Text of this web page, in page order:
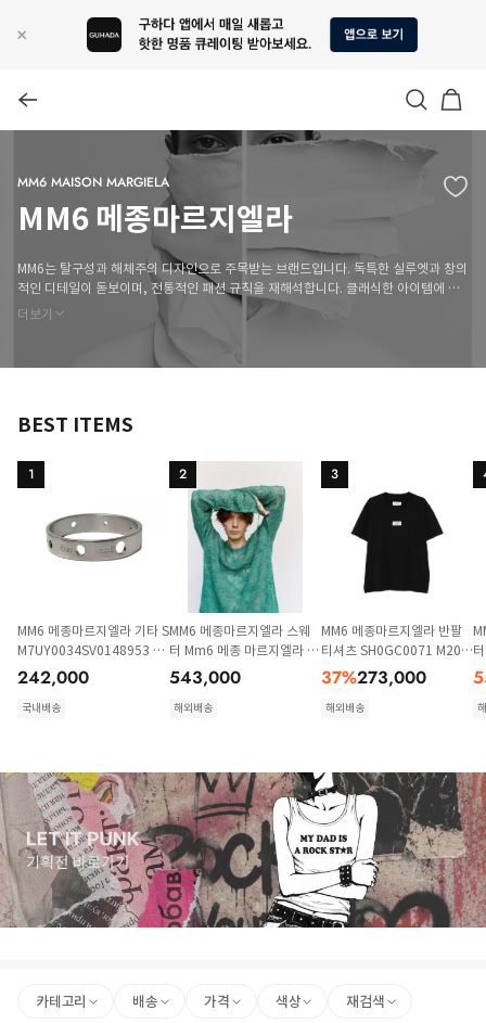
MM6 MAISON MARGIELA
MM6 메종마르지엘라
MM6는 탈구성과 해체주의 디자인으로 주목받는 브랜드입니다. 독특한 실루엣과 창의
적인 디테일이 돋보이며, 전통적인 패션 규칙을 재해석합니다. 클래식한 아이템에 현
대적 감성을 더해 독창적인 스타일을 제안합니다. 혁신적인 접근 방식으로 패션의 경
더보기
BEST ITEMS
1
MM6 메종마르지엘라 기타 S
M7UY0034SV0148953 D
OM
242,000
국내배송
2
MM6 메종마르지엘라 스웨
터 Mm6 메종 마르지엘라 거
즈 모헤어 블렌드 루즈 니트
그린
543,000
해외배송
3
MM6 메종마르지엘라 반팔
티셔츠 SH0GC0071 M202
58900 BLACK
37%273,000
해외배송
0
카테고리 배송 가격 색상 재검색